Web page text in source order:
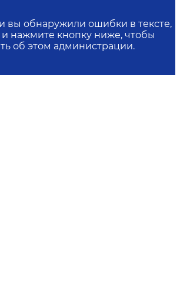
вы обнаружили ошибки в тексте,
и нажмите кнопку ниже, чтобы
об этом администрации.